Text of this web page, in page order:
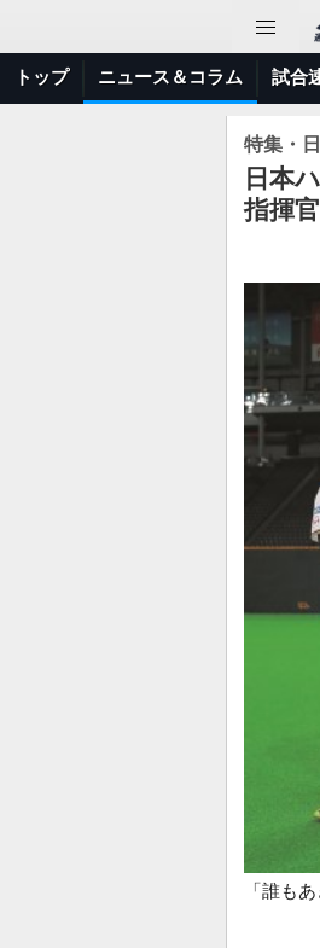
トップ ニュース＆コラム 試合
特集・
日本
指揮官
「誰も